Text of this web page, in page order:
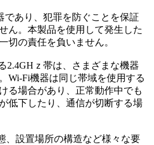
であり、犯罪を防ぐことを保証
ん。本製品を使用して発生した
切の責任を負いません。
2.4GHｚ帯は、さまざまな機器
Wi-Fi機器は同じ帯域を使用する
る場合があり、正常動作中でも
低下したり、通信が切断する場
、設置場所の構造など様々な要